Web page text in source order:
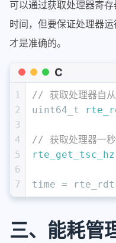
18
19
20
21
23
24
25
26
{
可以通过获取处理器寄
时间，但要保证处理器
才是准确的。
C
1
2
3
4
5
6
7
// 获取处理器自从
uint64_t
// 获取处理器一秒
rte_get_tsc_hz
time =
三、能耗管